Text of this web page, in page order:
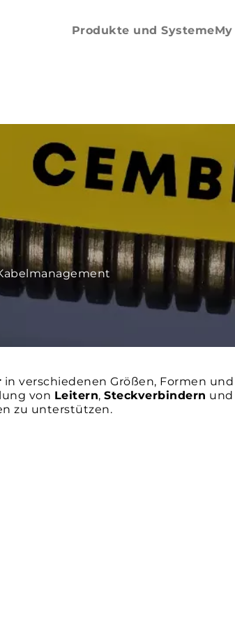
Produkte und Systeme
in verschiedenen Größen, Formen
von Leitern, Steckverbindern und
zu unterstützen.